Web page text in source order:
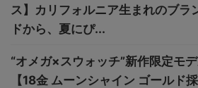
ス】カリフォルニア生まれのブラ
ドから、夏にぴ...
“オメガ×スウォッチ”新作限定モ
【18金 ムーンシャイン ゴールド採